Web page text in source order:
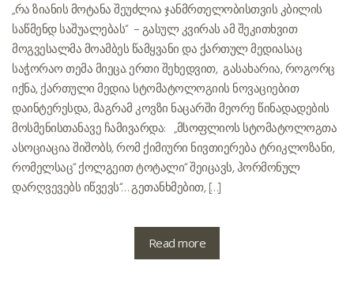
„რა ზიანის მოტანა შეუძლია ჯანმრთელობისთვის კბილის
საწმენდ საშუალებას“ – გასულ კვირას ამ შეკითხვით
მოგვესალმა მოამბეს წამყვანი და ქართულ მედიასაც
საჭორაო თემა მიეცა. ერთი შეხედვით, გასახარია, როგორც
იქნა, ქართული მედია სტომატოლოგიის ნოვაციებით
დაინტერესდა, მაგრამ კოვზი ნაცარში მეორე წინადადების
მოსმენისთანავე ჩამივარდა: „მსოფლიოს სტომატოლოგთა
ასოციაცია შიშობს, რომ ქიმიური ნივთიერება ტრიკლოზანი,
რომელსაც“ ქოლგეით ტოტალი“ შეიცავს, ჰორმონულ
დარღვევებს იწვევს“… გეთანხმებით, […]
Read more